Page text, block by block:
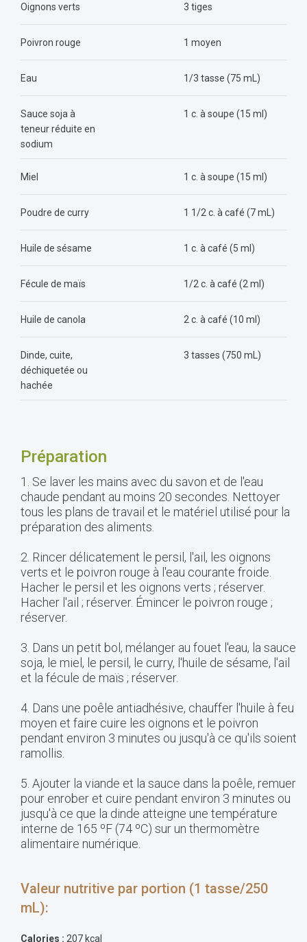
Oignons verts 3 tiges
Poivron rouge 1 moyen
Eau 1/3 tasse (75 mL)
Sauce soja à
teneur réduite en
sodium
1 c. à soupe (15 ml)
Miel 1 c. à soupe (15 ml)
Poudre de curry 1 1/2 c. à café (7 mL)
Huile de sésame 1 c. à café (5 ml)
Fécule de maïs 1/2 c. à café (2 ml)
Huile de canola 2 c. à café (10 ml)
Dinde, cuite,
déchiquetée ou
hachée
3 tasses (750 mL)
Préparation
1. Se laver les mains avec du savon et de l'eau
chaude pendant au moins 20 secondes. Nettoyer
tous les plans de travail et le matériel utilisé pour la
préparation des aliments.
2. Rincer délicatement le persil, l'ail, les oignons
verts et le poivron rouge à l'eau courante froide.
Hacher le persil et les oignons verts ; réserver.
Hacher l'ail ; réserver. Émincer le poivron rouge ;
réserver.
3. Dans un petit bol, mélanger au fouet l'eau, la sauce
soja, le miel, le persil, le curry, l'huile de sésame, l'ail
et la fécule de maïs ; réserver.
4. Dans une poêle antiadhésive, chauffer l'huile à feu
moyen et faire cuire les oignons et le poivron
pendant environ 3 minutes ou jusqu'à ce qu'ils soient
ramollis.
5. Ajouter la viande et la sauce dans la poêle, remuer
pour enrober et cuire pendant environ 3 minutes ou
jusqu'à ce que la dinde atteigne une température
interne de 165 ºF (74 ºC) sur un thermomètre
alimentaire numérique.
Valeur nutritive par portion (1 tasse/250
mL):
Calories : 207 kcal